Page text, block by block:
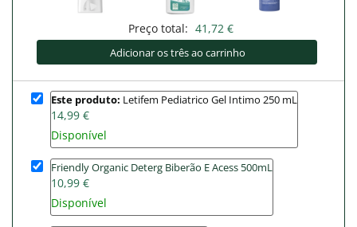
Preço total: 41,72 €
Adicionar os três ao carrinho
Este produto: Letifem Pediatrico Gel Intimo 250 mL
14,99 €
Disponível
Friendly Organic Deterg Biberão E Acess 500mL
10,99 €
Disponível